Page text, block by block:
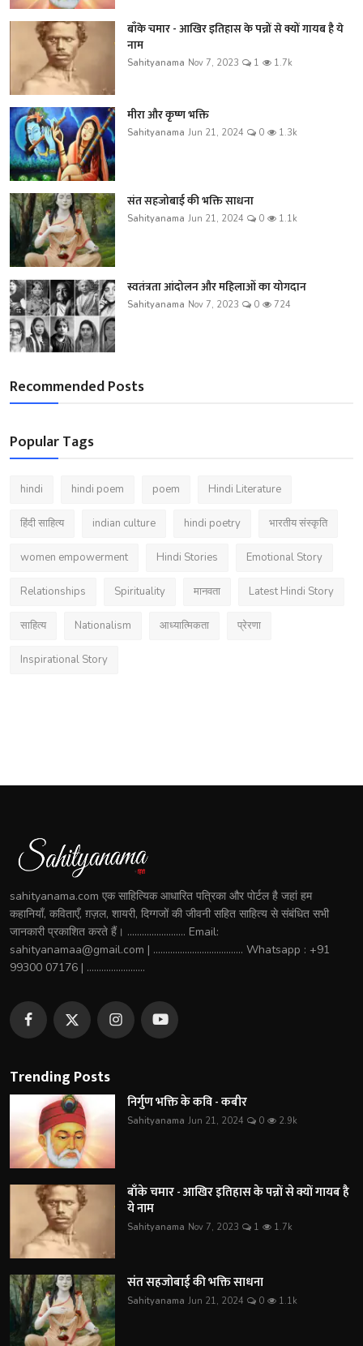
बाँके चमार - आखिर इतिहास के पन्नों से क्यों गायब है ये
नाम
Sahityanama Nov 7, 2023 1 1.7k
मीरा और कृष्ण भक्ति
Sahityanama Jun 21, 2024 0 1.3k
संत सहजोबाई की भक्ति साधना
Sahityanama Jun 21, 2024 0 1.1k
स्वतंत्रता आंदोलन और महिलाओं का योगदान
Sahityanama Nov 7, 2023 0 724
Recommended Posts
Popular Tags
hindi hindi poem poem Hindi Literature
हिंदी साहित्य indian culture hindi poetry भारतीय संस्कृति
women empowerment Hindi Stories Emotional Story
Relationships Spirituality मानवता Latest Hindi Story
साहित्य Nationalism आध्यात्मिकता प्रेरणा
Inspirational Story
sahityanama.com एक साहित्यिक आधारित पत्रिका और पोर्टल है जहां हम
कहानियाँ, कविताएँ, ग़ज़ल, शायरी, दिग्गजों की जीवनी सहित साहित्य से संबंधित सभी
जानकारी प्रकाशित करते हैं। ........................ Email:
sahityanamaa@gmail.com | ..................................... Whatsapp : +91
99300 07176 | ........................
Trending Posts
निर्गुण भक्ति के कवि - कबीर
Sahityanama Jun 21, 2024 0 2.9k
बाँके चमार - आखिर इतिहास के पन्नों से क्यों गायब है
ये नाम
Sahityanama Nov 7, 2023 1 1.7k
संत सहजोबाई की भक्ति साधना
Sahityanama Jun 21, 2024 0 1.1k